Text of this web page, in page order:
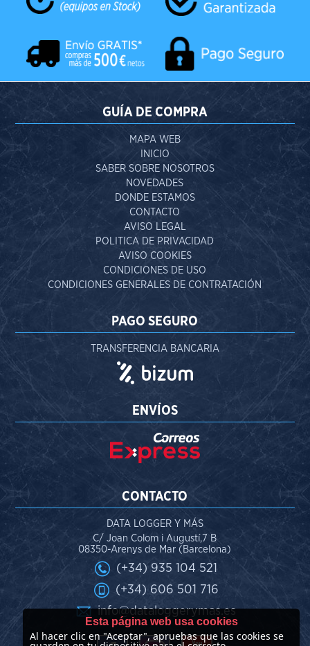
GUÍA DE COMPRA
MAPA WEB
INICIO
SABER SOBRE NOSOTROS
NOVEDADES
DONDE ESTAMOS
CONTACTO
AVISO LEGAL
POLITICA DE PRIVACIDAD
AVISO COOKIES
CONDICIONES DE USO
CONDICIONES GENERALES DE CONTRATACIÓN
PAGO SEGURO
TRANSFERENCIA BANCARIA
ENVÍOS
CONTACTO
DATA LOGGER Y MÁS
C/ Joan Colom i Augustí,7 B
08350-Arenys de Mar (Barcelona)
(+34) 935 104 521
(+34) 606 501 716
info@dataloggerymas.es
Esta página web usa cookies
Al hacer clic en "Aceptar", apruebas que las cookies se